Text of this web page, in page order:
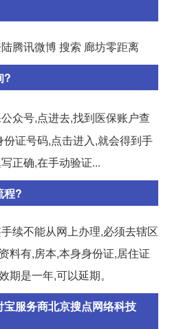
腾讯微博 搜索 廊坊零距离
?
众号,点进去,找到医保账户查
证号码,点击进入,就会得到手
正确,在手动验证...
程?
续不能从网上办理,必须去辖区
料有,房本,本身身份证,居住证
期是一年,可以延期。
服务商北京搜点网络科技